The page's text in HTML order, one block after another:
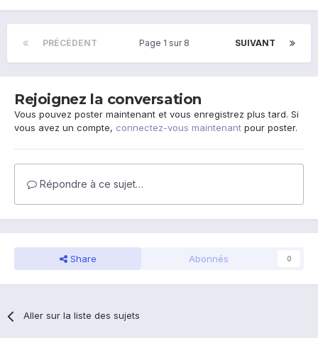
PRÉCÉDENT SUIVANT
Page 1 sur 8
Rejoignez la conversation
Vous pouvez poster maintenant et vous enregistrez plus tard. Si
vous avez un compte, connectez-vous maintenant pour poster.
Répondre à ce sujet…
Share Abonnés 0
Aller sur la liste des sujets